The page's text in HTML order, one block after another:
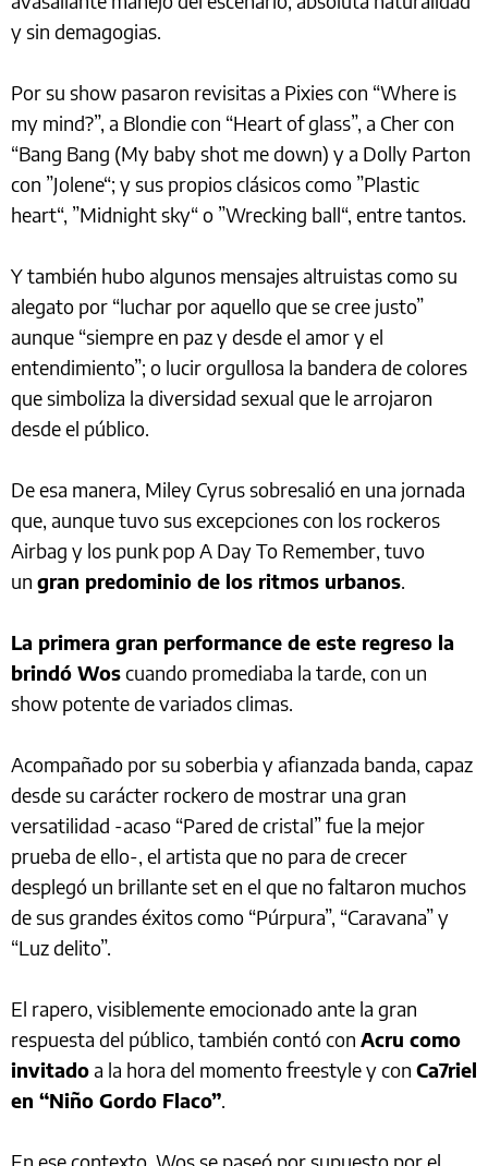
y sin demagogias.
Por su show pasaron revisitas a Pixies con “Where is
my mind?”, a Blondie con “Heart of glass”, a Cher con
“Bang Bang (My baby shot me down) y a Dolly Parton
con ”Jolene“; y sus propios clásicos como ”Plastic
heart“, ”Midnight sky“ o ”Wrecking ball“, entre tantos.
Y también hubo algunos mensajes altruistas como su
alegato por “luchar por aquello que se cree justo”
aunque “siempre en paz y desde el amor y el
entendimiento”; o lucir orgullosa la bandera de colores
que simboliza la diversidad sexual que le arrojaron
desde el público.
De esa manera, Miley Cyrus sobresalió en una jornada
que, aunque tuvo sus excepciones con los rockeros
Airbag y los punk pop A Day To Remember, tuvo
un gran predominio de los ritmos urbanos.
La primera gran performance de este regreso la
brindó Woscuando promediaba la tarde, con un
show potente de variados climas.
Acompañado por su soberbia y afianzada banda, capaz
desde su carácter rockero de mostrar una gran
versatilidad -acaso “Pared de cristal” fue la mejor
prueba de ello-, el artista que no para de crecer
desplegó un brillante set en el que no faltaron muchos
de sus grandes éxitos como “Púrpura”, “Caravana” y
“Luz delito”.
El rapero, visiblemente emocionado ante la gran
respuesta del público, también contó con Acru como
invitadoa la hora del momento freestyle y con Ca7riel
en “Niño Gordo Flaco”.